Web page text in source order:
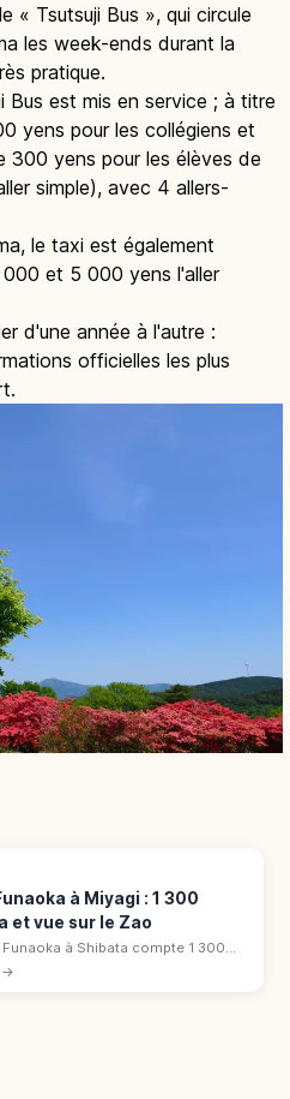
« Tsutsuji Bus », qui circule
les week-ends durant la
pratique.
Bus est mis en service ; à titre
yens pour les collégiens et
300 yens pour les élèves de
simple), avec 4 allers-
le taxi est également
et 5 000 yens l'aller
d'une année à l'autre :
officielles les plus
à Miyagi : 1 300
et vue sur le Zao
Funaoka à Shibata compte 1 300
Kannon de la Paix de 24 m et une
le Zao. Guide pour la saison des
→